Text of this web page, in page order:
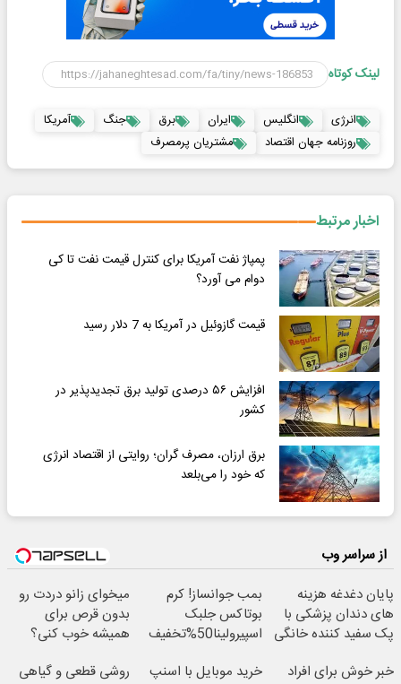
لینک کوتاه
انرژی انگلیس ایران برق جنگ
آمریکا
روزنامه جهان اقتصاد
مشتریان پرمصرف
اخبار مرتبط
پمپاژ نفت آمریکا برای کنترل قیمت نفت تا کی
دوام می آورد؟
قیمت گازوئیل در آمریکا به 7 دلار رسید
افزایش ۵۶ درصدی تولید برق تجدیدپذیر در
کشور
برق ارزان، مصرف گران؛ روایتی از اقتصاد انرژی
که خود را می‌بلعد
از سراسر وب
پایان دغدغه هزینه
های دندان پزشکی با
پک سفید کننده خانگی
بمب جوانساز! کرم
بوتاکس جلبک
اسپیرولینا50%تخفیف
میخوای زانو دردت رو
بدون قرص برای
همیشه خوب کنی؟
خبر خوش برای افراد
خرید موبایل با اسنپ
روشی قطعی و گیاهی